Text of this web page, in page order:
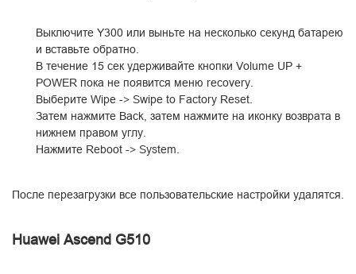
Выключите Y300 или выньте на несколько секунд батарею
и вставьте обратно.
В течение 15 сек удерживайте кнопки Volume UP +
POWER пока не появится меню recovery.
Выберите Wipe -> Swipe to Factory Reset.
Затем нажмите Back, затем нажмите на иконку возврата в
нижнем правом углу.
Нажмите Reboot -> System.
После перезагрузки все пользовательские настройки удалятся.
Huawei Ascend G510